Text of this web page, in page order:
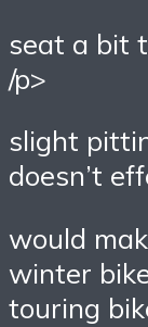
seat a bit
/p>
slight
doesn’t
would
winter
touring